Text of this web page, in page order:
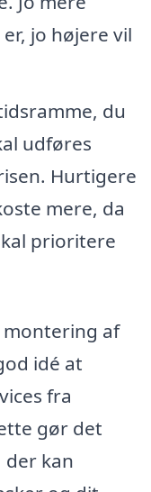
jo højere vil
du
udføres
Hurtigere
mere, da
prioritere
af
idé at
fra
gør det
kan